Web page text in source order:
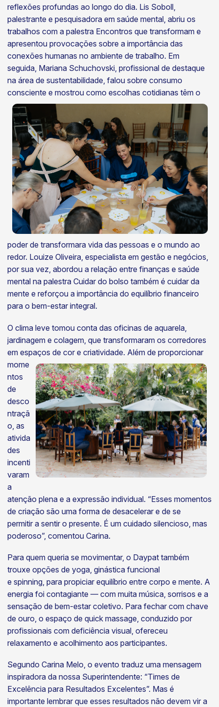
reflexões profundas ao longo do dia. Lis Soboll,
palestrante e pesquisadora em saúde mental, abriu os
trabalhos com a palestra Encontros que transformam e
apresentou provocações sobre a importância das
conexões humanas no ambiente de trabalho. Em
seguida, Mariana Schuchovski, profissional de destaque
na área de sustentabilidade, falou sobre consumo
consciente e mostrou como escolhas cotidianas têm o
poder de transformara vida das pessoas e o mundo ao
redor. Louize Oliveira, especialista em gestão e negócios,
por sua vez, abordou a relação entre finanças e saúde
mental na palestra Cuidar do bolso também é cuidar da
mente e reforçou a importância do equilíbrio financeiro
para o bem-estar integral.
O clima leve tomou conta das oficinas de aquarela,
jardinagem e colagem, que transformaram os corredores
em espaços de cor e criatividade. Além de proporcionar
mome
ntos
de
desco
ntraçã
o, as
ativida
des
incenti
varam
a
atenção plena e a expressão individual. “Esses momentos
de criação são uma forma de desacelerar e de se
permitir a sentir o presente. É um cuidado silencioso, mas
poderoso”, comentou Carina.
Para quem queria se movimentar, o Daypat também
trouxe opções de yoga, ginástica funcional
e spinning, para propiciar equilíbrio entre corpo e mente. A
energia foi contagiante — com muita música, sorrisos e a
sensação de bem-estar coletivo. Para fechar com chave
de ouro, o espaço de quick massage, conduzido por
profissionais com deficiência visual, ofereceu
relaxamento e acolhimento aos participantes.
Segundo Carina Melo, o evento traduz uma mensagem
inspiradora da nossa Superintendente: “Times de
Excelência para Resultados Excelentes”. Mas é
importante lembrar que esses resultados não devem vir a